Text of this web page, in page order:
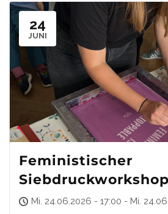
24
JUNI
Feministischer
Mi. 24.06.2026 - 17:00 - Mi.